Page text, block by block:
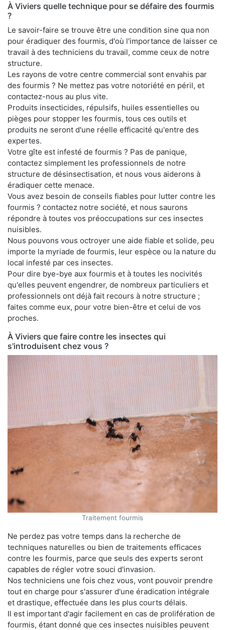
À Viviers quelle technique pour se défaire des fourmis
?
Le savoir-faire se trouve être une condition sine qua non
pour éradiquer des fourmis, d'où l'importance de laisser ce
travail à des techniciens du travail, comme ceux de notre
structure.
Les rayons de votre centre commercial sont envahis par
des fourmis ? Ne mettez pas votre notoriété en péril, et
contactez-nous au plus vite.
Produits insecticides, répulsifs, huiles essentielles ou
pièges pour stopper les fourmis, tous ces outils et
produits ne seront d'une réelle efficacité qu'entre des
expertes.
Votre gîte est infesté de fourmis ? Pas de panique,
contactez simplement les professionnels de notre
structure de désinsectisation, et nous vous aiderons à
éradiquer cette menace.
Vous avez besoin de conseils fiables pour lutter contre les
fourmis ? contactez notre société, et nous saurons
répondre à toutes vos préoccupations sur ces insectes
nuisibles.
Nous pouvons vous octroyer une aide fiable et solide, peu
importe la myriade de fourmis, leur espèce ou la nature du
local infesté par ces insectes.
Pour dire bye-bye aux fourmis et à toutes les nocivités
qu'elles peuvent engendrer, de nombreux particuliers et
professionnels ont déjà fait recours à notre structure ;
faites comme eux, pour votre bien-être et celui de vos
proches.
À Viviers que faire contre les insectes qui
s'introduisent chez vous ?
Traitement fourmis
Ne perdez pas votre temps dans la recherche de
techniques naturelles ou bien de traitements efficaces
contre les fourmis, parce que seuls des experts seront
capables de régler votre souci d'invasion.
Nos techniciens une fois chez vous, vont pouvoir prendre
tout en charge pour s'assurer d'une éradication intégrale
et drastique, effectuée dans les plus courts délais.
Il est important d'agir facilement en cas de prolifération de
fourmis, étant donné que ces insectes nuisibles peuvent